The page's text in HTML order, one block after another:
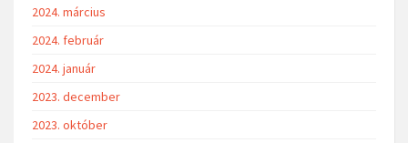
2024. március
2024. február
2024. január
2023. december
2023. október